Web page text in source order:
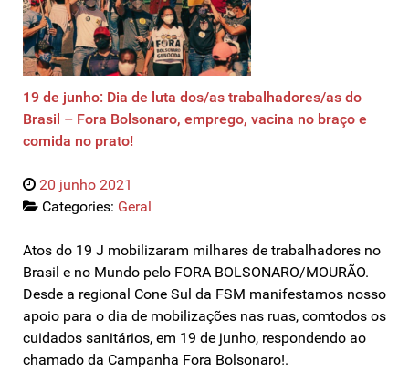
19 de junho: Dia de luta dos/as trabalhadores/as do
Brasil – Fora Bolsonaro, emprego, vacina no braço e
comida no prato!
20 junho 2021
Categories: Geral
Atos do 19 J mobilizaram milhares de trabalhadores no
Brasil e no Mundo pelo FORA BOLSONARO/MOURÃO.
Desde a regional Cone Sul da FSM manifestamos nosso
apoio para o dia de mobilizações nas ruas, comtodos os
cuidados sanitários, em 19 de junho, respondendo ao
chamado da Campanha Fora Bolsonaro!.